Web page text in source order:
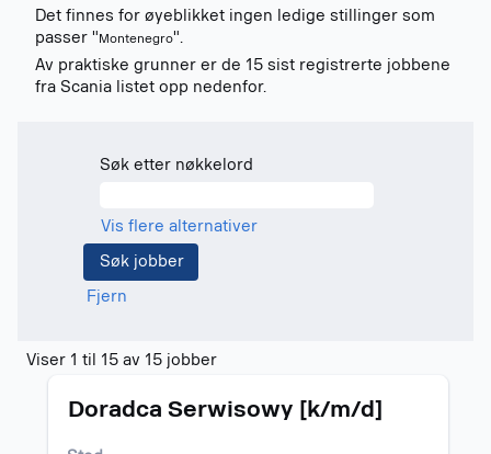
Det finnes for øyeblikket ingen ledige stillinger som
passer "Montenegro".
Av praktiske grunner er de 15 sist registrerte jobbene
fra Scania listet opp nedenfor.
Søk etter nøkkelord
Vis flere alternativer
Fjern
Viser 1 til 15 av 15 jobberSøkeresultater
"Montenegro".
Tittel
Doradca Serwisowy [k/m/d]
Velg
mellomromstasten